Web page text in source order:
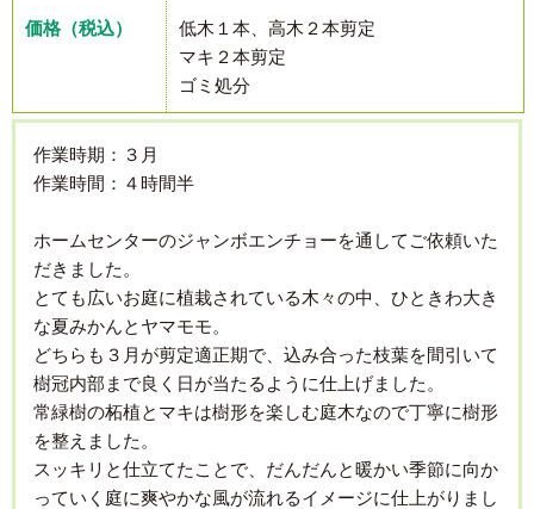
価格（税込）
低木１本、高木２本剪定
マキ２本剪定
ゴミ処分
作業時期：３月
作業時間：４時間半
ホームセンターのジャンボエンチョーを通してご依頼いた
だきました。
とても広いお庭に植栽されている木々の中、ひときわ大き
な夏みかんとヤマモモ。
どちらも３月が剪定適正期で、込み合った枝葉を間引いて
樹冠内部まで良く日が当たるように仕上げました。
常緑樹の柘植とマキは樹形を楽しむ庭木なので丁寧に樹形
を整えました。
スッキリと仕立てたことで、だんだんと暖かい季節に向か
っていく庭に爽やかな風が流れるイメージに仕上がりまし